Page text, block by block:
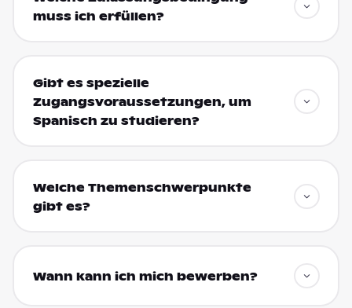
muss ich erfüllen?
Gibt es spezielle
Zugangsvoraussetzungen, um
Spanisch zu studieren?
Welche Themenschwerpunkte
gibt es?
Wann kann ich mich bewerben?